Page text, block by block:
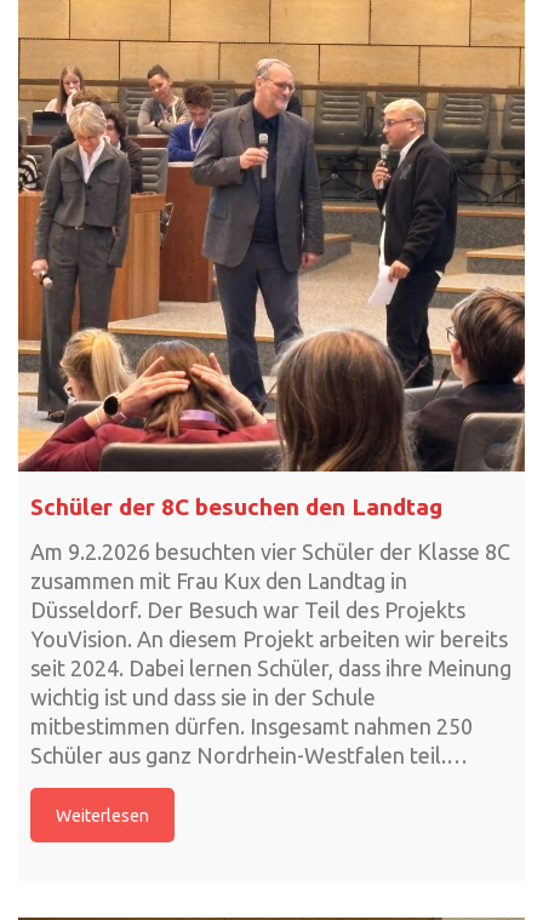
Schüler der 8C besuchen den Landtag
Am 9.2.2026 besuchten vier Schüler der Klasse 8C
zusammen mit Frau Kux den Landtag in
Düsseldorf. Der Besuch war Teil des Projekts
YouVision. An diesem Projekt arbeiten wir bereits
seit 2024. Dabei lernen Schüler, dass ihre Meinung
wichtig ist und dass sie in der Schule
mitbestimmen dürfen. Insgesamt nahmen 250
Schüler aus ganz Nordrhein-Westfalen teil.…
Weiterlesen